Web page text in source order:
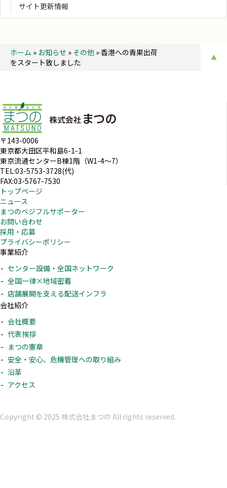
サイト更新情報
ホーム » お知らせ » その他 »香港への青果出荷
をスタート致しました
▲
〒143-0006
東京都大田区平和島6-1-1
東京流通センターB棟1階（W1-4～7）
TEL:03-5753-3728(代)
FAX:03-5767-7530
トップページ
ニュース
まつのベジフルサポーター
お問い合わせ
採用・応募
プライバシーポリシー
事業紹介
センター設備・全国ネットワーク
全国一律×地域密着
店舗展開を支える配送インフラ
会社紹介
会社概要
代表挨拶
まつの憲章
安全・安心、危機管理への取り組み
沿革
アクセス
Copyright © 2025 株式会社まつの All rights reserved.